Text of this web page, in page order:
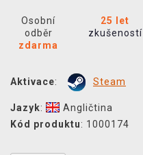
Osobní
odběr
zdarma
25 let
zkušeností
Aktivace: Steam
Jazyk:
Angličtina
Kód produktu: 1000174